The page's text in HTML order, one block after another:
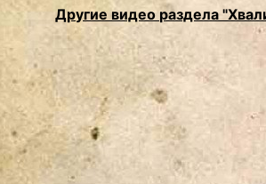
Другие видео раздела